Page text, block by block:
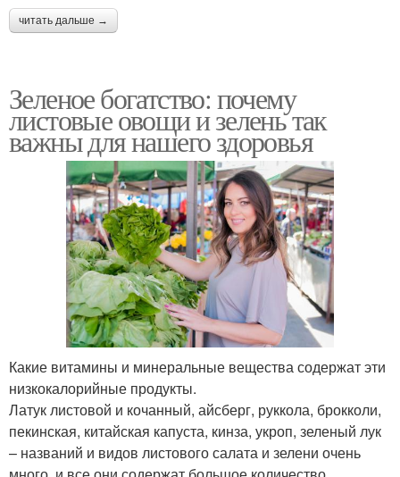
читать дальше →
Зеленое богатство: почему
листовые овощи и зелень так
важны для нашего здоровья
Какие витамины и минеральные вещества содержат эти
низкокалорийные продукты.
Латук листовой и кочанный, айсберг, руккола, брокколи,
пекинская, китайская капуста, кинза, укроп, зеленый лук
– названий и видов листового салата и зелени очень